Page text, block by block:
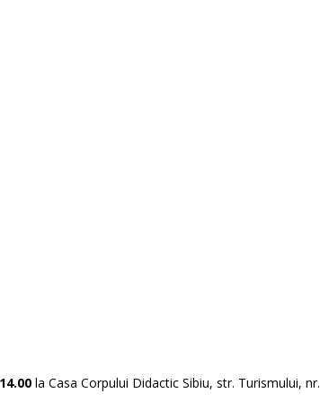
la Casa Corpului Didactic Sibiu, str. Turismului, nr.